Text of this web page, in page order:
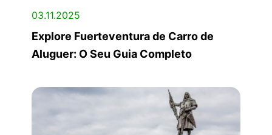
03.11.2025
Explore Fuerteventura de Carro de
Aluguer: O Seu Guia Completo